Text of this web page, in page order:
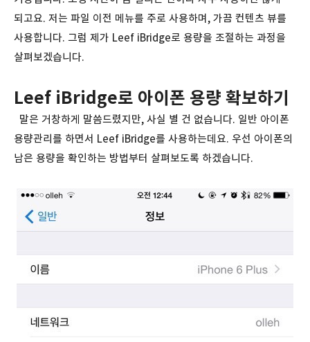
되고요. 저는 파일 이전 메뉴를 주로 사용하며, 가끔 컨텐츠 뷰를
사용합니다. 그럼 제가 Leef iBridge로 용량을 조절하는 과정을
살펴보겠습니다.
Leef iBridge로 아이폰 용량 확보하기
말은 거창하게 말씀드렸지만, 사실 별 건 없습니다. 일반 아이폰
용량관리를 하면서 Leef iBridge를 사용하는데요. 우선 아이폰의
남은 용량을 확인하는 방법부터 살펴보도록 하겠습니다.